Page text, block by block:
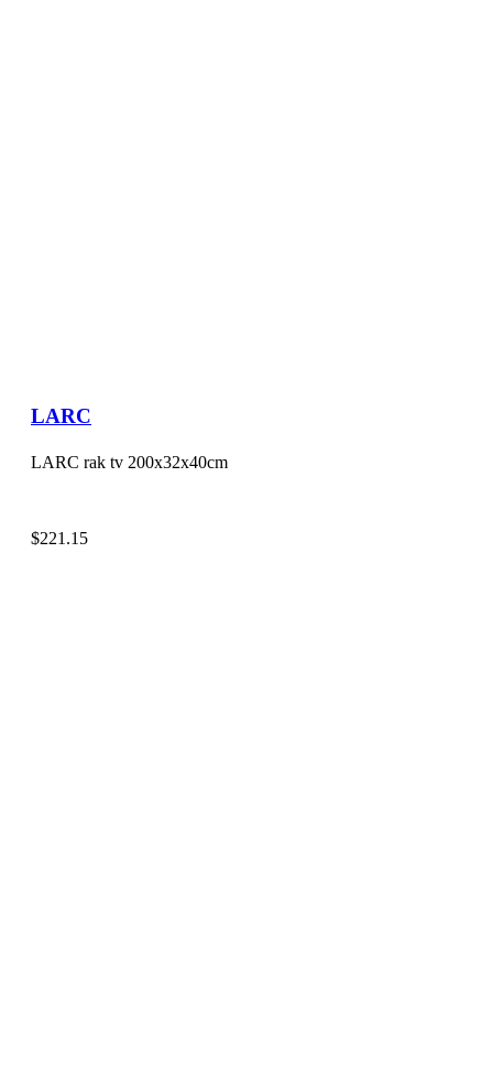
LARC
LARC rak tv 200x32x40cm
$221.15